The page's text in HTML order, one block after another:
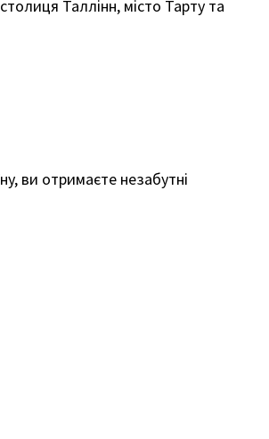
Таллінн, місто Тарту та
ви отримаєте незабутні